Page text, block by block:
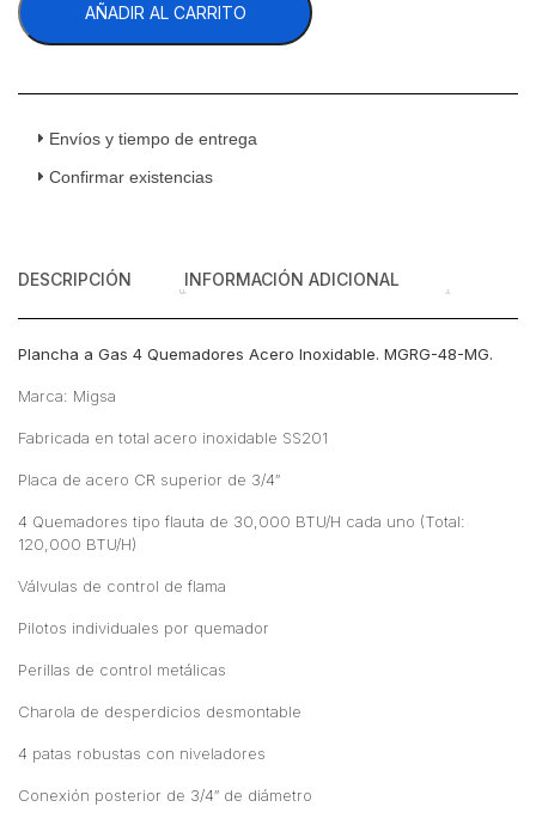
MG
Plancha
Gas
Quemadores
Inoxidable
AÑADIR AL CARRITO
Envíos y tiempo de entrega
Confirmar existencias
DESCRIPCIÓN INFORMACIÓN ADICIONAL
Plancha a Gas 4 Quemadores Acero Inoxidable. MGRG-48-MG.
Marca: Migsa
Fabricada en total acero inoxidable SS201
Placa de acero CR superior de 3/4″
4 Quemadores tipo flauta de 30,000 BTU/H cada uno (Total:
120,000 BTU/H)
Válvulas de control de flama
Pilotos individuales por quemador
Perillas de control metálicas
Charola de desperdicios desmontable
4 patas robustas con niveladores
Conexión posterior de 3/4″ de diámetro